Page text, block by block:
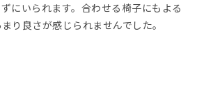
にいられます。合わせる椅子にもよる
り良さが感じられませんでした。